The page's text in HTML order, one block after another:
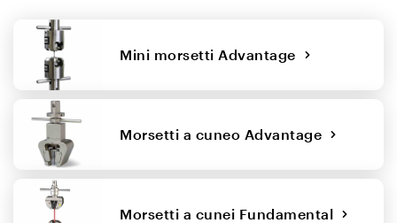
Mini morsetti Advantage
Morsetti a cuneo Advantage
Morsetti a cunei Fundamental